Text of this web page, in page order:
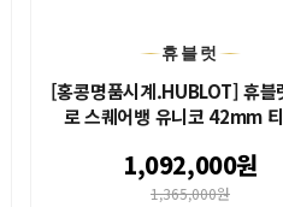
휴블럿
[홍콩명품시계.HUBLOT] 휴블
로 스퀘어뱅 유니코 42mm
1,092,000원
1,365,000원